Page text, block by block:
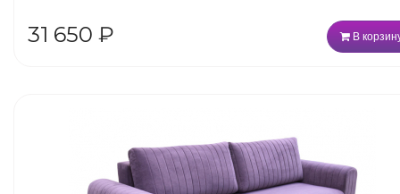
31 650 ₽ В